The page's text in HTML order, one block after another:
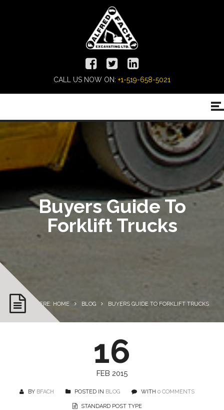
CALL US NOW ON: +1-519-658-5021
Buyers Guide To
Forklift Trucks
YOU ARE HERE: HOME BLOG BUYERS GUIDE TO FORKLIFT TRUCKS
16
FEB 2015
BY BFACH POSTED IN BLOG WITH 0 COMMENTS
STANDARD POST TYPE